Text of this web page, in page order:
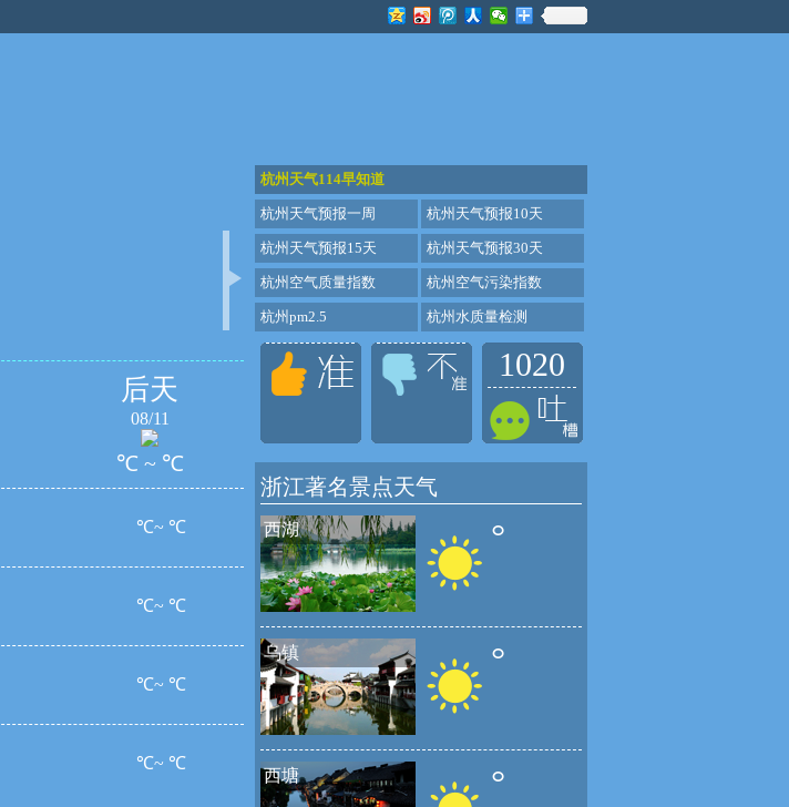
后天
08/11
℃ ~ ℃
℃~ ℃
℃~ ℃
℃~ ℃
℃~ ℃
杭州天气114早知道
杭州天气预报一周 杭州天气预报10天
杭州天气预报15天 杭州天气预报30天
杭州空气质量指数 杭州空气污染指数
杭州pm2.5 杭州水质量检测
1020
浙江著名景点天气
西湖 °
乌镇 °
西塘 °